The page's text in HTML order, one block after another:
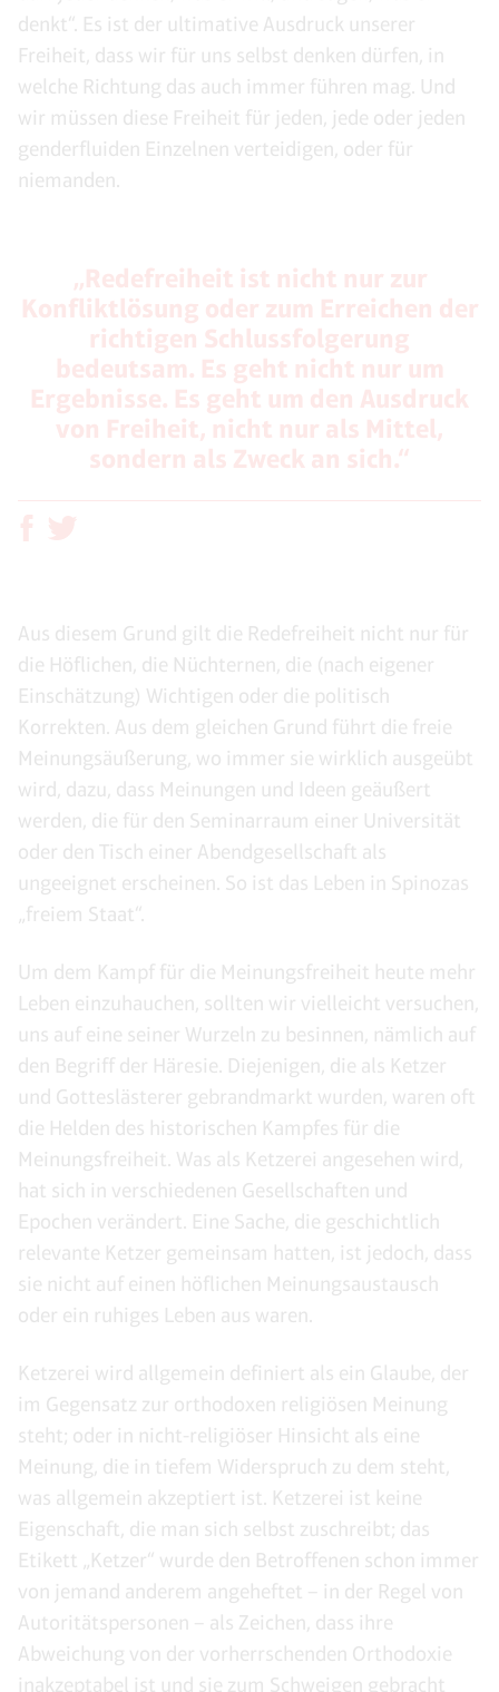
denkt“. Es ist der ultimative Ausdruck unserer
Freiheit, dass wir für uns selbst denken dürfen, in
welche Richtung das auch immer führen mag. Und
wir müssen diese Freiheit für jeden, jede oder jeden
genderfluiden Einzelnen verteidigen, oder für
niemanden.
Aus diesem Grund gilt die Redefreiheit nicht nur für
die Höflichen, die Nüchternen, die (nach eigener
Einschätzung) Wichtigen oder die politisch
Korrekten. Aus dem gleichen Grund führt die freie
Meinungsäußerung, wo immer sie wirklich ausgeübt
wird, dazu, dass Meinungen und Ideen geäußert
werden, die für den Seminarraum einer Universität
oder den Tisch einer Abendgesellschaft als
ungeeignet erscheinen. So ist das Leben in Spinozas
„freiem Staat“.
Um dem Kampf für die Meinungsfreiheit heute mehr
Leben einzuhauchen, sollten wir vielleicht versuchen,
uns auf eine seiner Wurzeln zu besinnen, nämlich auf
den Begriff der Häresie. Diejenigen, die als Ketzer
und Gotteslästerer gebrandmarkt wurden, waren oft
die Helden des historischen Kampfes für die
Meinungsfreiheit. Was als Ketzerei angesehen wird,
hat sich in verschiedenen Gesellschaften und
Epochen verändert. Eine Sache, die geschichtlich
relevante Ketzer gemeinsam hatten, ist jedoch, dass
sie nicht auf einen höflichen Meinungsaustausch
oder ein ruhiges Leben aus waren.
Ketzerei wird allgemein definiert als ein Glaube, der
im Gegensatz zur orthodoxen religiösen Meinung
steht; oder in nicht-religiöser Hinsicht als eine
Meinung, die in tiefem Widerspruch zu dem steht,
was allgemein akzeptiert ist. Ketzerei ist keine
Eigenschaft, die man sich selbst zuschreibt; das
Etikett „Ketzer“ wurde den Betroffenen schon immer
von jemand anderem angeheftet – in der Regel von
Autoritätspersonen – als Zeichen, dass ihre
Abweichung von der vorherrschenden Orthodoxie
inakzeptabel ist und sie zum Schweigen gebracht